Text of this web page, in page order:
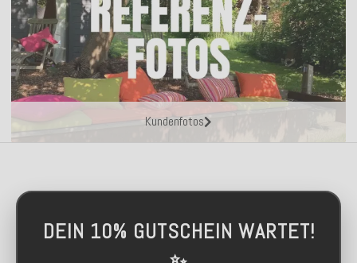
Kundenfotos
DEIN 10% GUTSCHEIN WARTET!